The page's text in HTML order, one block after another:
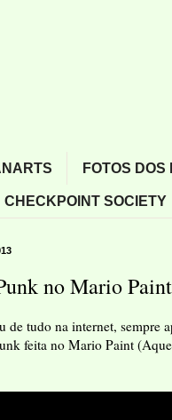
FOTOS
CHECKPOINT SOCIETY
no Mario
de tudo na internet, sempre
feita no Mario Paint